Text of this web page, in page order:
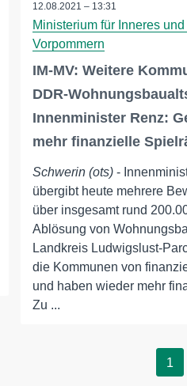
12.08.2021 – 13:31
Ministerium für Inneres
Vorpommern
IM-MV: Weitere
DDR-
Innenminister Renz:
mehr finanzielle
Schwerin (ots)-
übergibt heute mehrere
über insgesamt rund
Ablösung von
Landkreis Ludwigslust-
die Kommunen von
und haben wieder mehr
Zu ...
1